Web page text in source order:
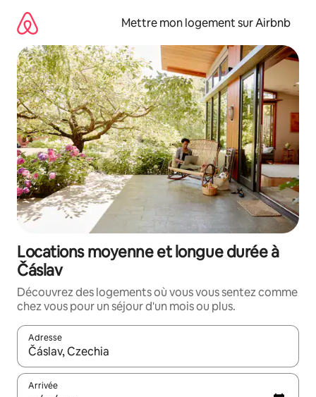
directement
contenu
Mettre mon logement sur Airbnb
Locations moyenne et longue durée à
Čáslav
Découvrez des logements où vous vous sentez comme
chez vous pour un séjour d'un mois ou plus.
Adresse
Lorsque les résultats s'affichent, utilisez les flèches vers le
Arrivée